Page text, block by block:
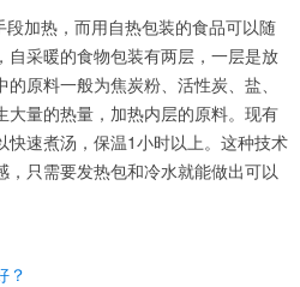
加热，而用自热包装的食品可以随
自采暖的食物包装有两层，一层是放
原料一般为焦炭粉、活性炭、盐、
大量的热量，加热内层的原料。现有
快速煮汤，保温1小时以上。这种技术
，只需要发热包和冷水就能做出可以
？